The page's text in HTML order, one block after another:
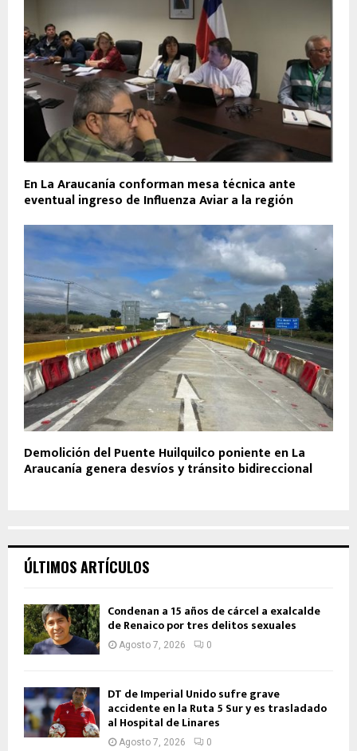
En La Araucanía conforman mesa técnica ante
eventual ingreso de Influenza Aviar a la región
Demolición del Puente Huilquilco poniente en La
Araucanía genera desvíos y tránsito bidireccional
ÚLTIMOS ARTÍCULOS
Condenan a 15 años de cárcel a exalcalde
de Renaico por tres delitos sexuales
Agosto 7, 2026 0
DT de Imperial Unido sufre grave
accidente en la Ruta 5 Sur y es trasladado
al Hospital de Linares
Agosto 7, 2026 0